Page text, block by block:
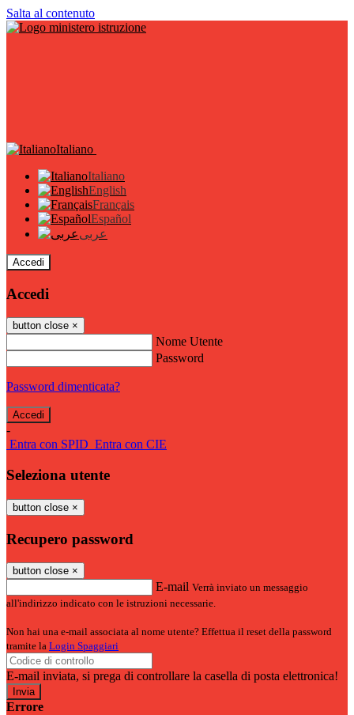
Salta al contenuto
Italiano
Italiano
English
Français
Español
عربى
Accedi
Accedi
button close ×
Nome Utente
Password
Password dimenticata?
-
Entra con SPID Entra con CIE
Seleziona utente
button close ×
Recupero password
button close ×
E-mail Verrà inviato un messaggio
all'indirizzo indicato con le istruzioni necessarie.
Non hai una e-mail associata al nome utente? Effettua il reset della password
tramite la Login Spaggiari
E-mail inviata, si prega di controllare la casella di posta elettronica!
Errore